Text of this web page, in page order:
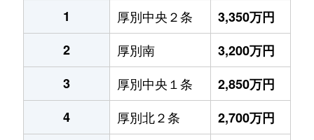
1
厚別中央２条
3,350万円
2
厚別南
3,200万円
3
厚別中央１条
2,850万円
4
厚別北２条
2,700万円